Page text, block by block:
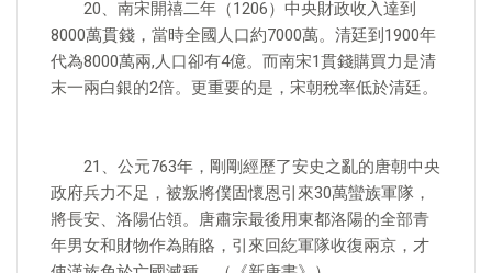
20、南宋開禧二年（1206）中央財政收入達到
8000萬貫錢，當時全國人口約7000萬。清廷到1900年
代為8000萬兩,人口卻有4億。而南宋1貫錢購買力是清
末一兩白銀的2倍。更重要的是，宋朝稅率低於清廷。
21、公元763年，剛剛經歷了安史之亂的唐朝中央
政府兵力不足，被叛將僕固懷恩引來30萬蠻族軍隊，
將長安、洛陽佔領。唐肅宗最後用東都洛陽的全部青
年男女和財物作為賄賂，引來回紇軍隊收復兩京，才